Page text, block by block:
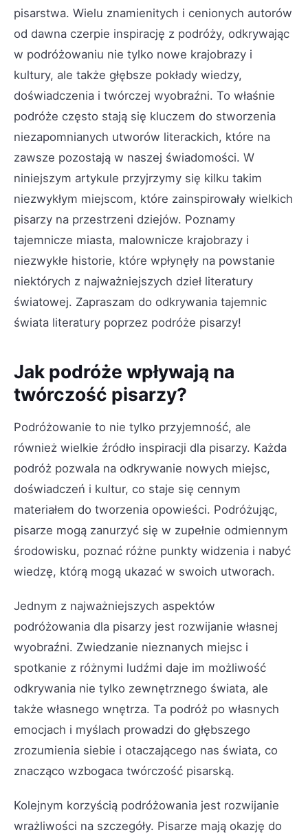
pisarstwa. Wielu znamienitych i cenionych autorów
od dawna czerpie inspirację z podróży, odkrywając
w podróżowaniu nie tylko nowe krajobrazy i
kultury, ale także głębsze pokłady wiedzy,
doświadczenia i twórczej wyobraźni. To właśnie
podróże często stają się kluczem do stworzenia
niezapomnianych utworów literackich, które na
zawsze pozostają w naszej świadomości. W
niniejszym artykule przyjrzymy się kilku takim
niezwykłym miejscom, które zainspirowały wielkich
pisarzy na przestrzeni dziejów. Poznamy
tajemnicze miasta, malownicze krajobrazy i
niezwykłe historie, które wpłynęły na powstanie
niektórych z najważniejszych dzieł literatury
światowej. Zapraszam do odkrywania tajemnic
świata literatury poprzez podróże pisarzy!
Jak podróże wpływają na
twórczość pisarzy?
Podróżowanie to nie tylko przyjemność, ale
również wielkie źródło inspiracji dla pisarzy. Każda
podróż pozwala na odkrywanie nowych miejsc,
doświadczeń i kultur, co staje się cennym
materiałem do tworzenia opowieści. Podróżując,
pisarze mogą zanurzyć się w zupełnie odmiennym
środowisku, poznać różne punkty widzenia i nabyć
wiedzę, którą mogą ukazać w swoich utworach.
Jednym z najważniejszych aspektów
podróżowania dla pisarzy jest rozwijanie własnej
wyobraźni. Zwiedzanie nieznanych miejsc i
spotkanie z różnymi ludźmi daje im możliwość
odkrywania nie tylko zewnętrznego świata, ale
także własnego wnętrza. Ta podróż po własnych
emocjach i myślach prowadzi do głębszego
zrozumienia siebie i otaczającego nas świata, co
znacząco wzbogaca twórczość pisarską.
Kolejnym korzyścią podróżowania jest rozwijanie
wrażliwości na szczegóły. Pisarze mają okazję do